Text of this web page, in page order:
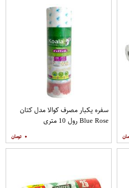
سفره یکبار مصرف کوالا مدل کتان
Blue Rose رول 10 متری
۰